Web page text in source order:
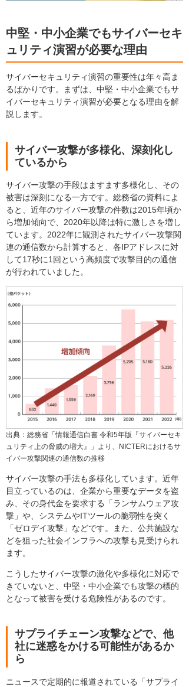
中堅・中小企業でもサイバーセキ
ュリティ演習が必要な理由
サイバーセキュリティ演習の重要性は年々高ま
るばかりです。まずは、中堅・中小企業でもサ
イバーセキュリティ演習が必要となる理由を解
説します。
サイバー攻撃が多様化、深刻化し
ているから
サイバー攻撃の手段はますます多様化し、その
被害は深刻になる一方です。総務省の資料によ
ると、近年のサイバー攻撃の件数は2015年頃か
ら増加傾向で、2020年以降は特に激しさを増し
ています。2022年に観測されたサイバー攻撃関
連の通信数から計算すると、各IPアドレスに対
して17秒に1回という高頻度で攻撃目的の通信
が行われていました。
出典：総務省「情報通信白書 令和5年版『サイバーセキ
ュリティ上の脅威の増大』」より、NICTERにおけるサ
イバー攻撃関連の通信数の推移
サイバー攻撃の手法も多様化しています。近年
目立っているのは、企業から重要なデータを盗
み、その身代金を要求する「ランサムウェア攻
撃」や、システムやITツールの脆弱性を突く
「ゼロデイ攻撃」などです。また、公共施設な
どを狙った社会インフラへの攻撃も見受けられ
ます。
こうしたサイバー攻撃の激化や多様化に対応で
きていないと、中堅・中小企業でも攻撃の標的
となって被害を受ける危険性があるのです。
サプライチェーン攻撃などで、他
社に迷惑をかける可能性があるか
ら
ニュースで定期的に報道されている「サプライ